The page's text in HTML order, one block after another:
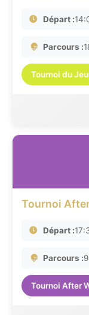
Départ :
Parcours :
Tournoi du
Tournoi
Départ :
Parcours :
Tournoi After